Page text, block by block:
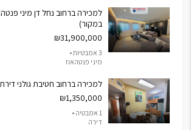
במקור)
₪31,900,000
3 אמבטיות •
מיני פנטהאוז
למכירה ברחוב חטיבת גולני דירת 3.5 חדרים
₪1,350,000
1 אמבטיה •
דירה